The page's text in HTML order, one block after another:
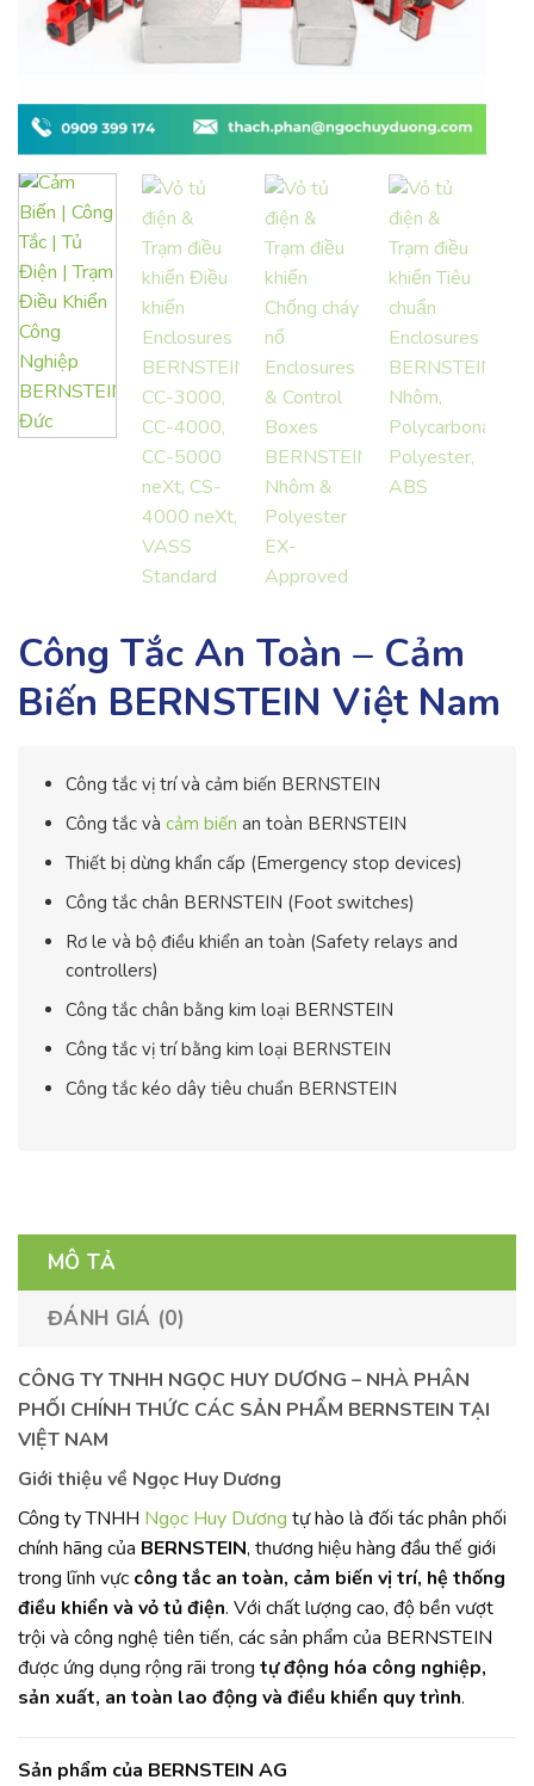
Công Tắc An Toàn – Cảm
Biến BERNSTEIN Việt Nam
Công tắc vị trí và cảm biến BERNSTEIN
Công tắc và cảm biến an toàn BERNSTEIN
Thiết bị dừng khẩn cấp (Emergency stop devices)
Công tắc chân BERNSTEIN (Foot switches)
Rơ le và bộ điều khiển an toàn (Safety relays and
controllers)
Công tắc chân bằng kim loại BERNSTEIN
Công tắc vị trí bằng kim loại BERNSTEIN
Công tắc kéo dây tiêu chuẩn BERNSTEIN
MÔ TẢ
ĐÁNH GIÁ (0)
CÔNG TY TNHH NGỌC HUY DƯƠNG – NHÀ PHÂN
PHỐI CHÍNH THỨC CÁC SẢN PHẨM BERNSTEIN TẠI
VIỆT NAM
Giới thiệu về Ngọc Huy Dương
Công ty TNHH Ngọc Huy Dương tự hào là đối tác phân phối
chính hãng của BERNSTEIN, thương hiệu hàng đầu thế giới
trong lĩnh vực công tắc an toàn, cảm biến vị trí, hệ thống
điều khiển và vỏ tủ điện. Với chất lượng cao, độ bền vượt
trội và công nghệ tiên tiến, các sản phẩm của BERNSTEIN
được ứng dụng rộng rãi trong tự động hóa công nghiệp,
sản xuất, an toàn lao động và điều khiển quy trình.
Sản phẩm của BERNSTEIN AG